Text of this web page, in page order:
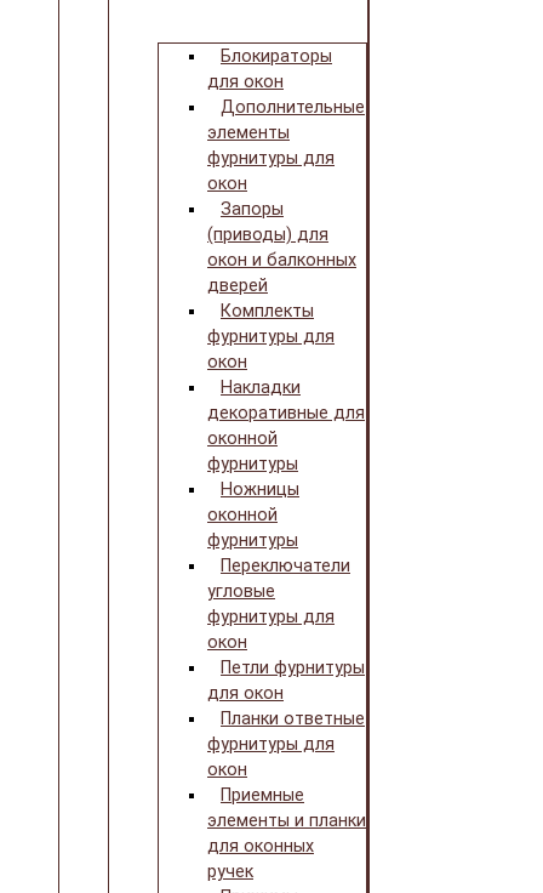
Блокираторы
для окон
Дополнительные
элементы
фурнитуры для
окон
Запоры
(приводы) для
окон и балконных
дверей
Комплекты
фурнитуры для
окон
Накладки
декоративные для
оконной
фурнитуры
Ножницы
оконной
фурнитуры
Переключатели
угловые
фурнитуры для
окон
Петли фурнитуры
для окон
Планки ответные
фурнитуры для
окон
Приемные
элементы и планки
для оконных
ручек